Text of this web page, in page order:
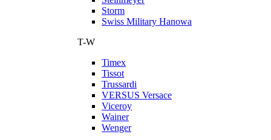
Storm
Swiss Military Hanowa
T-W
Timex
Tissot
Trussardi
VERSUS Versace
Viceroy
Wainer
Wenger